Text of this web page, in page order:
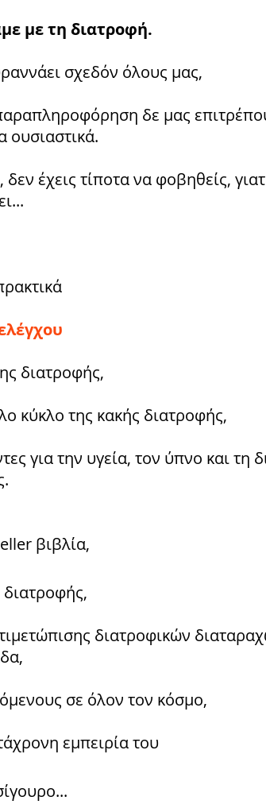
με τη διατροφή.
σχεδόν όλους μας,
δε μας
ουσιαστικά.
έχεις τίποτα να φοβηθείς,
διατροφής,
κύκλο της κακής διατροφής,
για την υγεία, τον ύπνο και τη
βιβλία,
διατροφικών
σε όλον τον κόσμο,
εμπειρία του